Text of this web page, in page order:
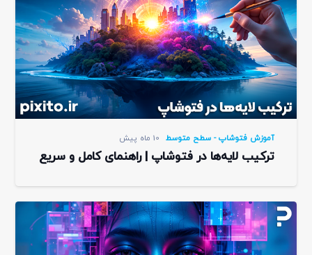
آموزش فتوشاپ - سطح متوسط 10 ماه پیش
ترکیب لایه‌ها در فتوشاپ | راهنمای کامل و سریع